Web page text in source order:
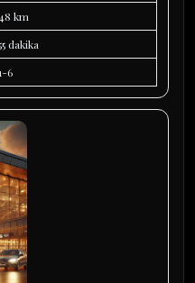
48 km
dakika
6